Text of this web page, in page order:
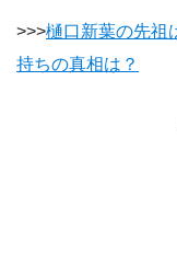
>>>樋口新葉の先祖
持ちの真相は？